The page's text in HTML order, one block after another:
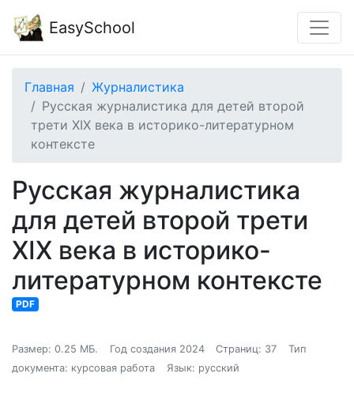
EasySchool
Главная
Журналистика
Русская журналистика для детей второй
трети XIX века в историко-литературном
контексте
Русская журналистика
для детей второй трети
XIX века в историко-
литературном контексте
PDF
Размер: 0.25 МБ. Год создания 2024 Страниц: 37
Тип
документа: курсовая работа
Язык: русский